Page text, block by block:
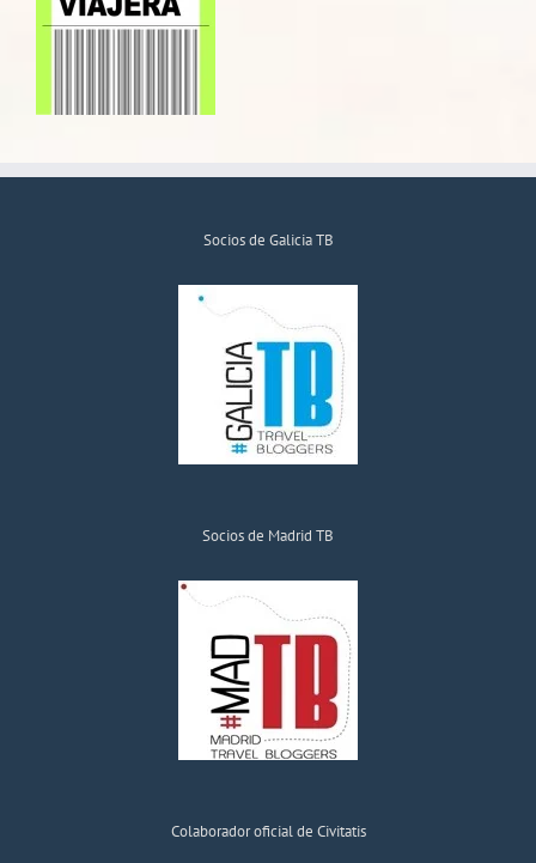
Socios de Galicia TB
Socios de Madrid TB
Colaborador oficial de Civitatis